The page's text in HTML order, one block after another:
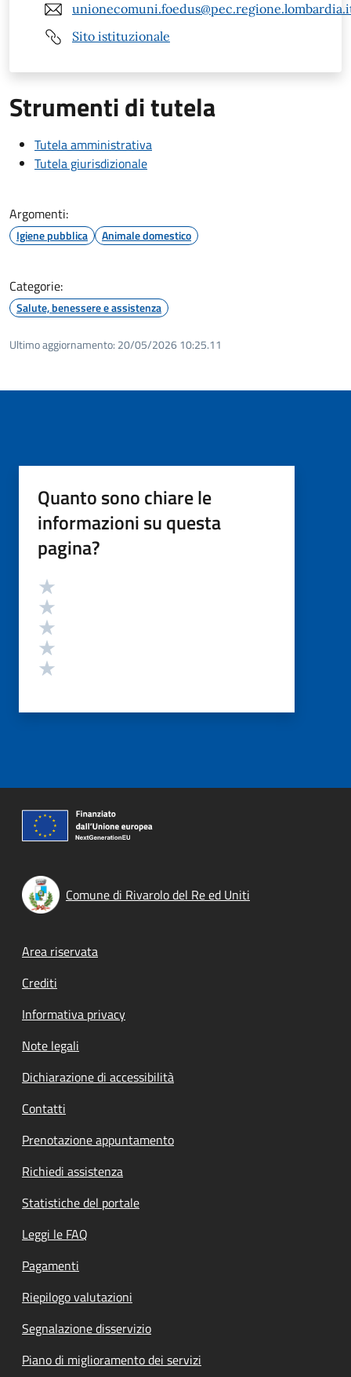
Sito istituzionale
Strumenti di tutela
Tutela amministrativa
Tutela giurisdizionale
Argomenti:
Igiene pubblica Animale domestico
Categorie:
Salute, benessere e assistenza
Ultimo aggiornamento: 20/05/2026 10:25.11
Quanto sono chiare le
informazioni su questa
pagina?
Valutazione
Comune di Rivarolo del Re ed Uniti
Footer menu
Area riservata
Crediti
Informativa privacy
Note legali
Dichiarazione di accessibilità
Contatti
Prenotazione appuntamento
Richiedi assistenza
Statistiche del portale
Leggi le FAQ
Pagamenti
Riepilogo valutazioni
Segnalazione disservizio
Piano di miglioramento dei servizi